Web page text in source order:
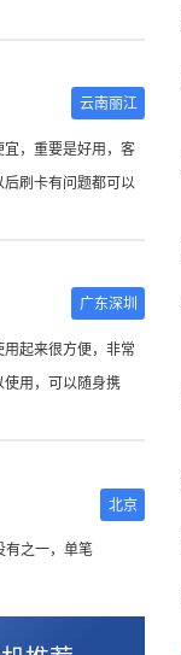
，重要是好用，客
刷卡有问题都可以
用起来很方便，非常
使用，可以随身携
之一，单笔